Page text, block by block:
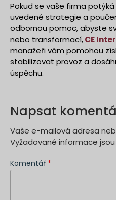
Pokud se vaše firma
uvedené strategie a
odbornou pomoc, abyste
nebo transformací,CE
manažeři vám pomohou
stabilizovat provoz a
úspěchu.
Napsat
Vaše e-mailová adresa
Vyžadované informace
Komentář *